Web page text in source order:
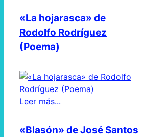
«La hojarasca» de
Rodolfo Rodríguez
(Poema)
Leer más...
«Blasón» de José Santos